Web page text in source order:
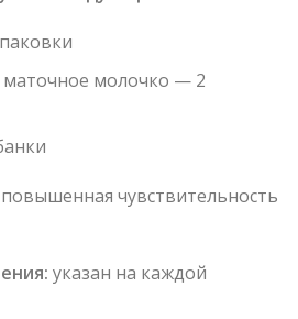
молочко — 2
повышенная чувствительность
указан на каждой